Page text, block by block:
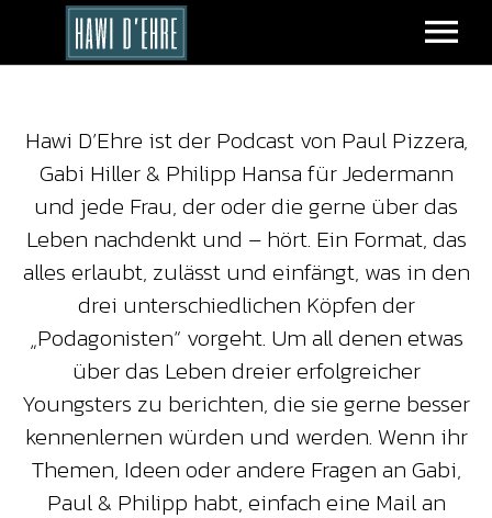
TERMINE
SHOP
KONTAKT
PLAYER
Hawi D’Ehre ist der Podcast von Paul Pizzera,
Gabi Hiller & Philipp Hansa für Jedermann
und jede Frau, der oder die gerne über das
Leben nachdenkt und – hört. Ein Format, das
alles erlaubt, zulässt und einfängt, was in den
drei unterschiedlichen Köpfen der
„Podagonisten“ vorgeht. Um all denen etwas
über das Leben dreier erfolgreicher
Youngsters zu berichten, die sie gerne besser
kennenlernen würden und werden. Wenn ihr
Themen, Ideen oder andere Fragen an Gabi,
Paul & Philipp habt, einfach eine Mail an